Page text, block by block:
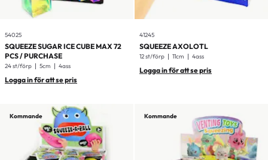
54025
SQUEEZE SUGAR ICE CUBE MAX 72
PCS / PURCHASE
24 st/förp 5cm 4ass
Logga in för att se pris
41245
SQUEEZE AXOLOTL
12 st/förp 11cm 4ass
Logga in för att se pris
Kommande Kommande